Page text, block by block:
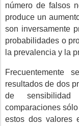
número de falsos
produce un
son inversamente
probabilidades o
la prevalencia y la
Frecuentemente
resultados de dos
de
comparaciones
estos dos valores